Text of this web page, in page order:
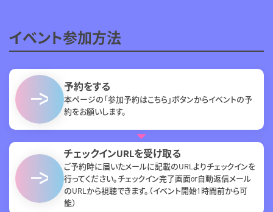
イベント参加方法
予約をする
本ページの「参加予約はこちら」ボタンからイベントの予
約をお願いします。
チェックインURLを受け取る
ご予約時に届いたメールに記載のURLよりチェックインを
行ってください。チェックイン完了画面or自動返信メール
のURLから視聴できます。（イベント開始1時間前から可
能）